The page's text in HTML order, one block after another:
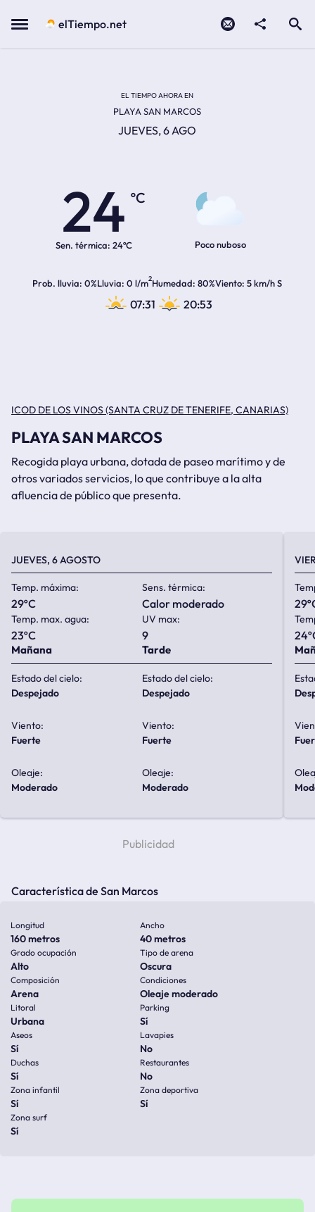
Menu elTiempo.net
EL TIEMPO AHORA EN
PLAYA SAN MARCOS
JUEVES, 6 AGO
24
ºC
Sen. térmica: 24ºC Poco nuboso
Prob. lluvia 0%Lluvia 0 l/m2Humedad 80%Viento 5 km/h S
07:31 20:53
ICOD DE LOS VINOS (SANTA CRUZ DE TENERIFE, CANARIAS)
PLAYA SAN MARCOS
Recogida playa urbana, dotada de paseo marítimo y de
otros variados servicios, lo que contribuye a la alta
afluencia de público que presenta.
JUEVES, 6 AGOSTO
Temp. máxima:
29ºC
Sens. térmica:
calor moderado
Temp. max. agua:
23ºC
UV max:
9
Mañana
Estado del cielo:
despejado
Viento:
fuerte
Oleaje:
moderado
Tarde
Estado del cielo:
despejado
Viento:
fuerte
Oleaje:
moderado
Característica de San Marcos
Longitud
160 metros
Ancho
40 metros
Grado ocupación
Alto
Tipo de arena
Oscura
Composición
Arena
Condiciones
Oleaje moderado
Litoral
Urbana
Parking
Sí
Aseos
Sí
Lavapies
No
Duchas
Sí
Restaurantes
No
Zona infantil
Sí
Zona deportiva
Sí
Zona surf
Sí